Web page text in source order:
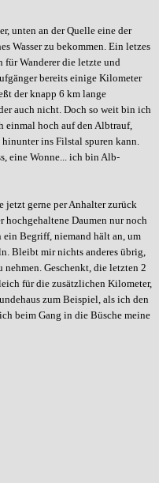
unten an der Quelle eine der
Wasser zu bekommen. Ein letzes
Wanderer die letzte und
bereits einige Kilometer
der knapp 6 km lange
auch nicht. Doch so weit bin ich
einmal hoch auf den Albtrauf,
ins Filstal spuren kann.
eine Wonne... ich bin Alb-
jetzt gerne per Anhalter zurück
hochgehaltene Daumen nur noch
Begriff, niemand hält an, um
Bleibt mir nichts anderes übrig,
Geschenkt, die letzten 2
für die zusätzlichen Kilometer,
zum Beispiel, als ich den
beim Gang in die Büsche meine